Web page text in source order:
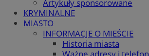
Artykuły sponsorowane
KRYMINALNE
MIASTO
INFORMACJE O MIEŚCIE
Historia miasta